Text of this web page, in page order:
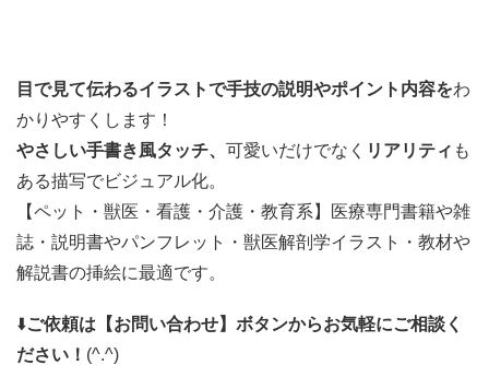
目で見て伝わるイラストで手技の説明やポイント内容をわ
かりやすくします！
やさしい手書き風タッチ、 可愛いだけでなく リアリティ も
ある描写でビジュアル化。
【ペット・獣医・看護・介護・教育系】医療専門書籍や雑
誌・説明書やパンフレット・獣医解剖学イラスト・教材や
解説書の挿絵に最適です。
⬇️ご依頼は【お問い合わせ】ボタンからお気軽にご相談く
ださい！ (^.^)